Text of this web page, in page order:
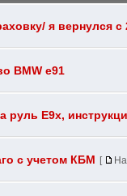
я вернулся с
BMW e91
руль E9х,
с учетом КБМ [